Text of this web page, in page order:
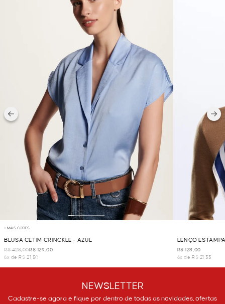
+ MAIS CORES
BLUSA CETIM CRINCKLE - AZUL
R$ 428,00R$ 129,00
6x de R$ 21,50
LENÇO
R$ 128,00
6x de R$ 21,33
NEWSLETTER
Cadastre-se agora e fique por dentro de todas as novidades, ofertas